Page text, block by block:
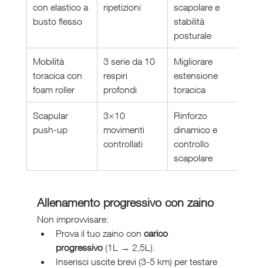
con elastico a
busto flesso
ripetizioni
scapolare e
stabilità
posturale
Mobilità
toracica con
foam roller
3 serie da 10
respiri
profondi
Migliorare
estensione
toracica
Scapular
push-up
3×10
movimenti
controllati
Rinforzo
dinamico e
controllo
scapolare
Allenamento progressivo con zaino
Non improvvisare:
Prova il tuo zaino con carico
progressivo (1L → 2,5L).
Inserisci uscite brevi (3-5 km) per testare